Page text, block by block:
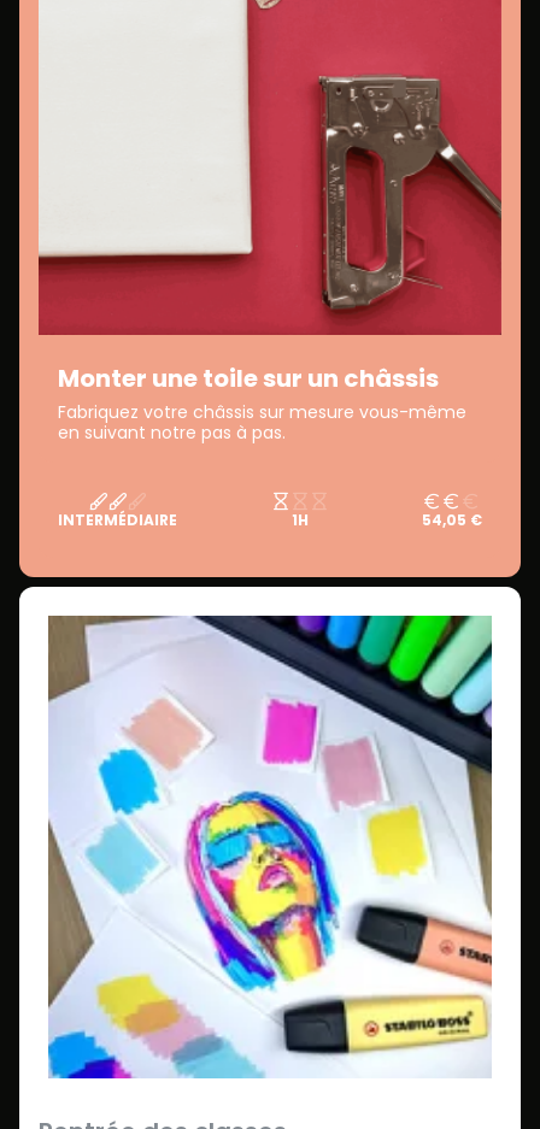
Monter une toile sur un châssis
Fabriquez votre châssis sur mesure vous-même
en suivant notre pas à pas.
INTERMÉDIAIRE 1H 54,05 €